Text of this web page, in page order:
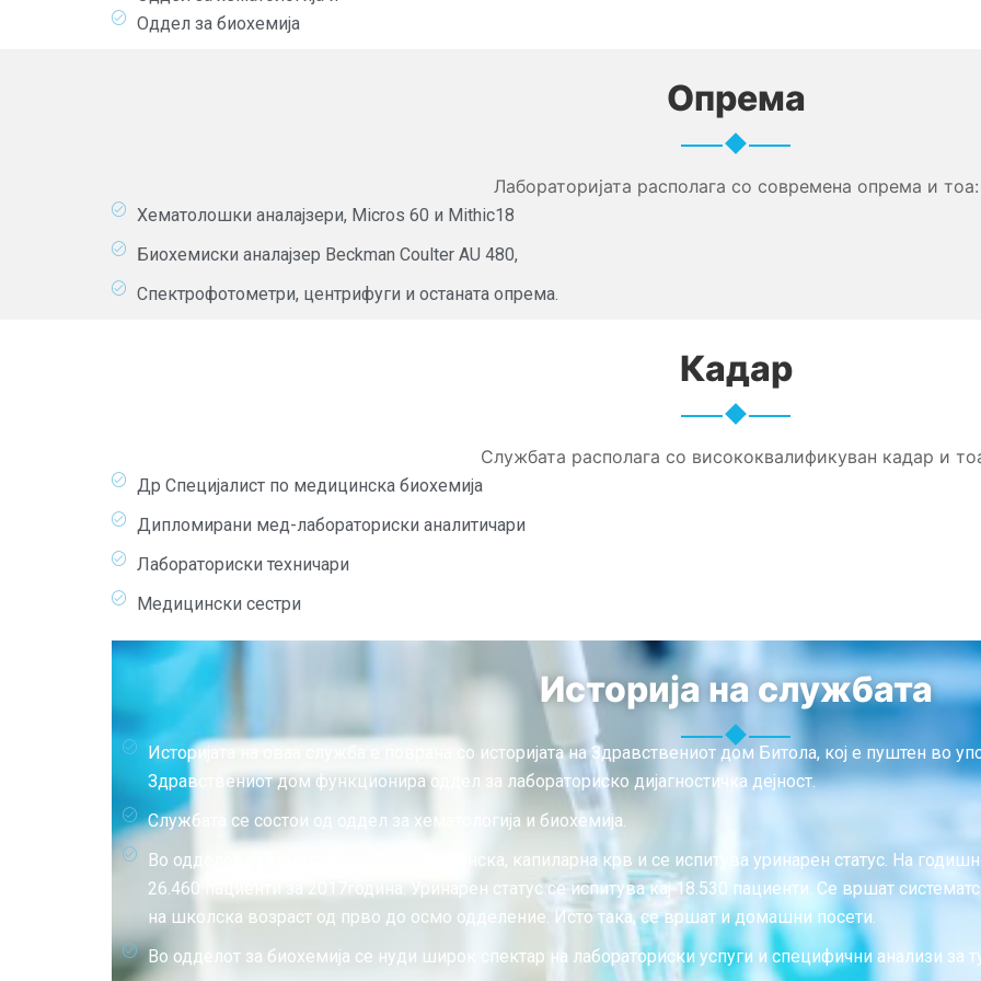
Оддел за биохемија
Опрема
Лабораторијата располага со современа опрема и тоа:
Хематолошки аналајзери, Micros 60 и Mithic18
Биохемиски аналајзер Beckman Coulter AU 480,
Спектрофотометри, центрифуги и останата опрема.
Кадар
Службата располага со висококвалификуван кадар и
Др Специјалист по медицинска биохемија
Дипломирани мед-лабораториски аналитичари
Лабораториски техничари
Медицински сестри
Историја на службата
Историјата на оваа служба е поврана со историјата на Здравствениот дом Битола, кој е пуштен во
Здравствениот дом функционира оддел за лабораториско дијагностичка дејност.
Службата се состои од оддел за хематологија и биохемија.
Во одделот за хематологија се зема венска, капиларна крв и се испитува уринарен статус. На
26.460 пациенти за 2017година. Уринарен статус се испитува кај 18.530 пациенти. Се вршат
на школска возраст од прво до осмо одделение. Исто така, се вршат и домашни посети.
Во одделот за биохемија се нуди широк спектар на лабораториски успуги и специфични анализи за